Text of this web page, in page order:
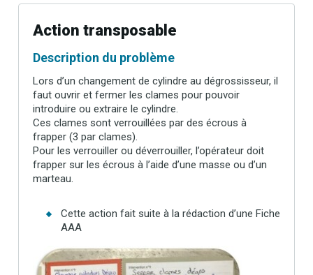
Action transposable
Description du problème
Lors d’un changement de cylindre au dégrossisseur, il
faut ouvrir et fermer les clames pour pouvoir
introduire ou extraire le cylindre.
Ces clames sont verrouillées par des écrous à
frapper (3 par clames).
Pour les verrouiller ou déverrouiller, l’opérateur doit
frapper sur les écrous à l’aide d’une masse ou d’un
marteau.
Cette action fait suite à la rédaction d’une Fiche
AAA